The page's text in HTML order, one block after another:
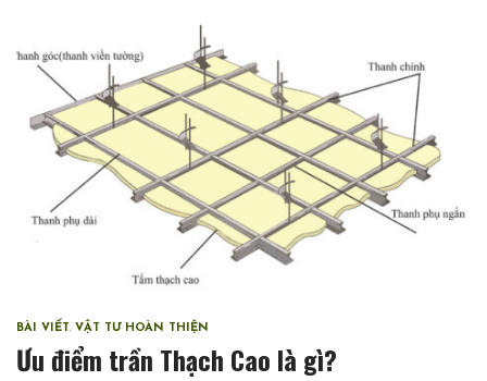
BÀI VIẾT, VẬT TƯ HOÀN THIỆN
Ưu điểm trần Thạch Cao là gì?